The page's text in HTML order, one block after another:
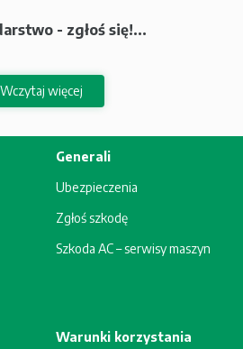
- zgłoś się!...
Wczytaj więcej
Generali
Ubezpieczenia
Zgłoś szkodę
Szkoda AC – serwisy maszyn
Warunki korzystania